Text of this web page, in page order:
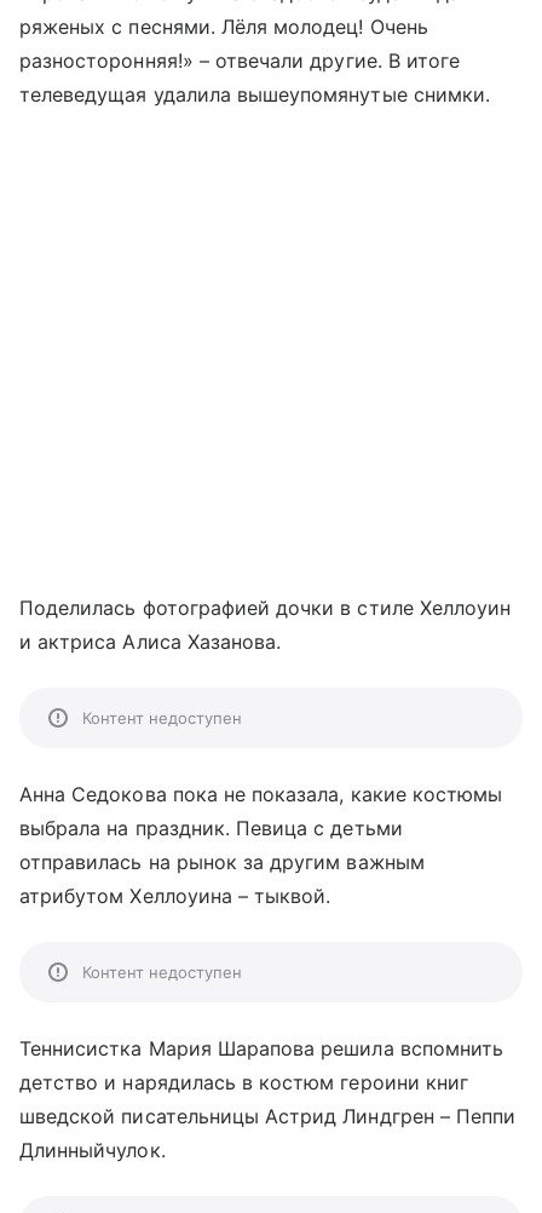
ряженых с песнями. Лёля молодец! Очень
разносторонняя!» – отвечали другие. В итоге
телеведущая удалила вышеупомянутые снимки.
Поделилась фотографией дочки в стиле Хеллоуин
и актриса Алиса Хазанова.
Контент недоступен
Анна Седокова пока не показала, какие костюмы
выбрала на праздник. Певица с детьми
отправилась на рынок за другим важным
атрибутом Хеллоуина – тыквой.
Контент недоступен
Теннисистка Мария Шарапова решила вспомнить
детство и нарядилась в костюм героини книг
шведской писательницы Астрид Линдгрен – Пеппи
Длинныйчулок.